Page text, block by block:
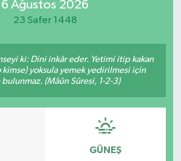
6 Ağustos 2026
23 Safer 1448
ki: Dini inkâr eder. Yetimi itip kakan
kimse) yoksula yemek yedirilmesi için
(Mâûn Sûresi, 1-2-3)
GÜNEŞ